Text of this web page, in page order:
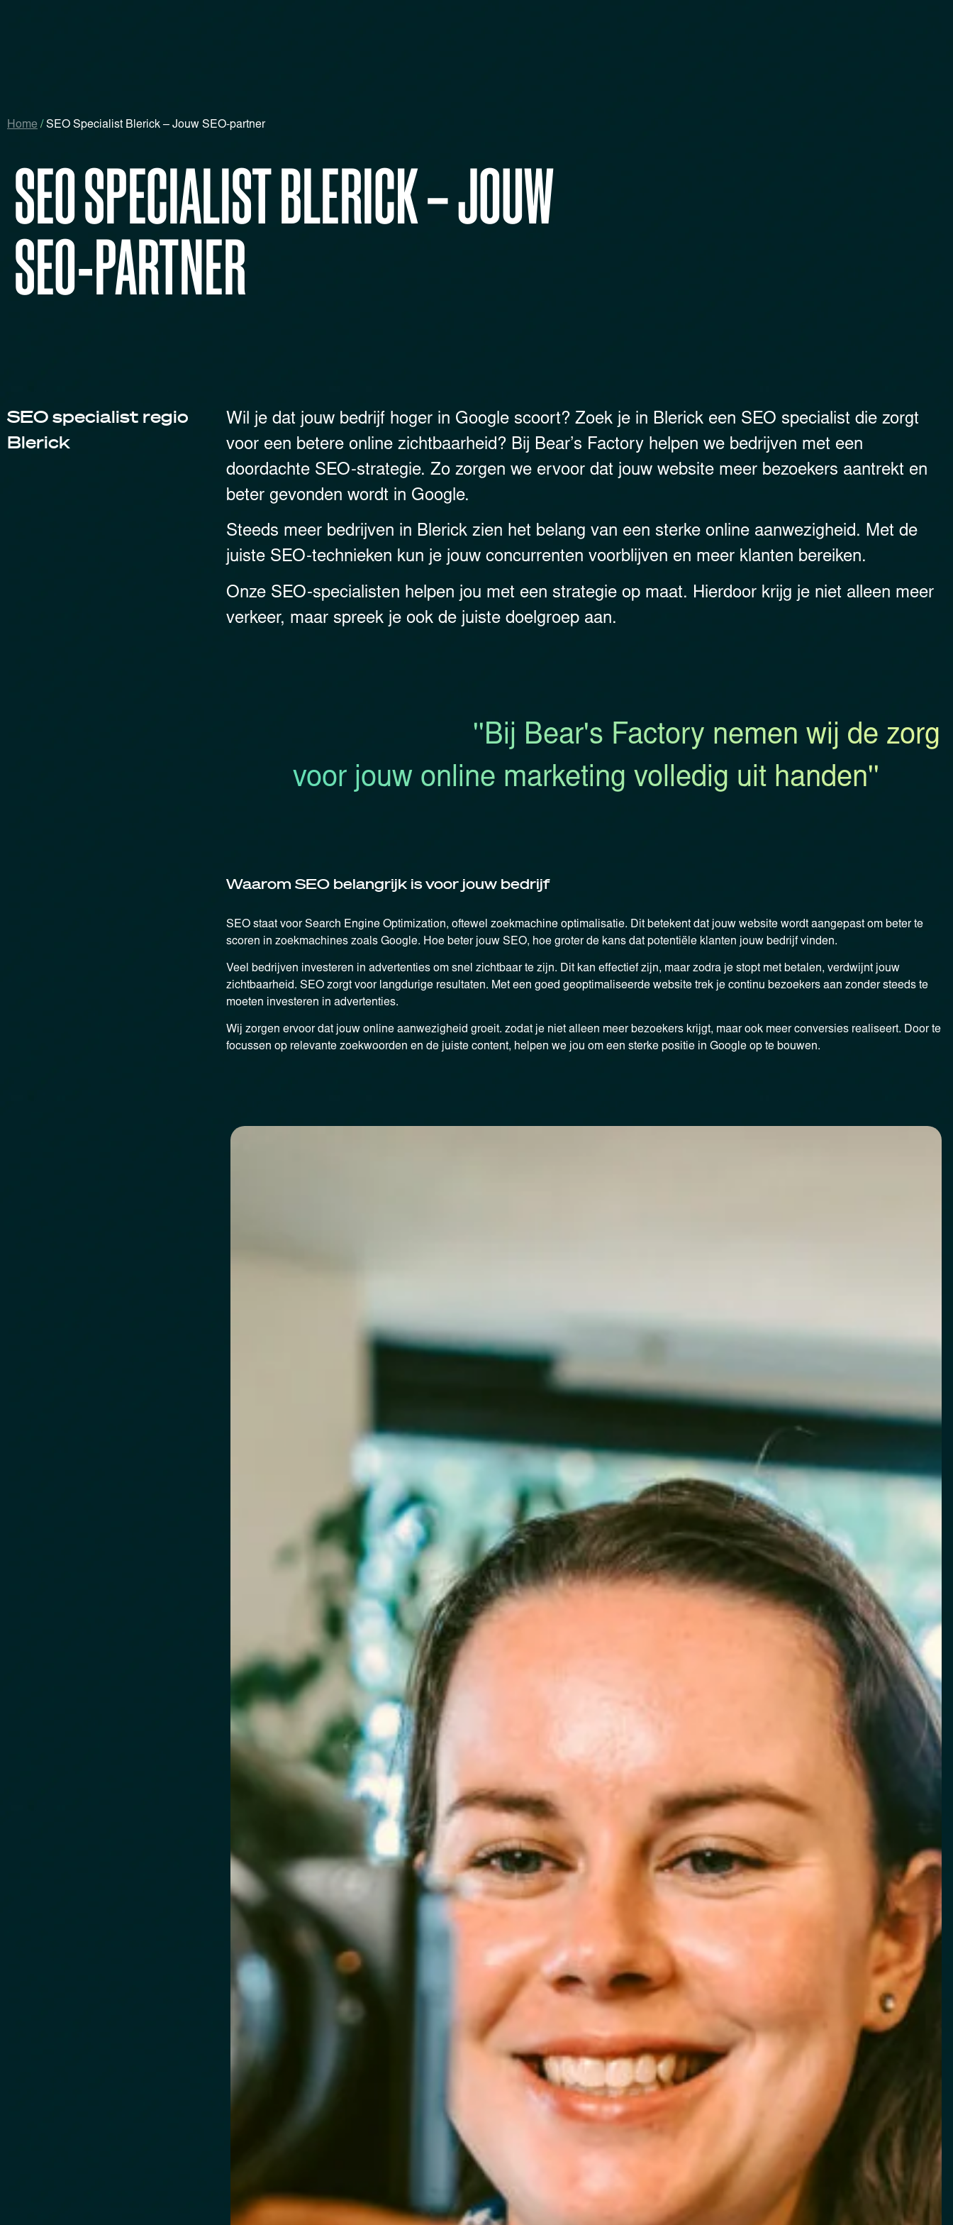
Home / SEO Specialist Blerick – Jouw SEO-partner
SEO SPECIALIST BLERICK – JOUW
SEO-PARTNER
SEO specialist regio
Blerick
Wil je dat jouw bedrijf hoger in Google scoort? Zoek je in Blerick een SEO specialist die zorgt
voor een betere online zichtbaarheid? Bij Bear’s Factory helpen we bedrijven met een
doordachte SEO-strategie. Zo zorgen we ervoor dat jouw website meer bezoekers aantrekt en
beter gevonden wordt in Google.
Steeds meer bedrijven in Blerick zien het belang van een sterke online aanwezigheid. Met de
juiste SEO-technieken kun je jouw concurrenten voorblijven en meer klanten bereiken.
Onze SEO-specialisten helpen jou met een strategie op maat. Hierdoor krijg je niet alleen meer
verkeer, maar spreek je ook de juiste doelgroep aan.
''Bij Bear's Factory nemen wij de zorg
voor jouw online marketing volledig uit handen''
Waarom SEO belangrijk is voor jouw bedrijf
SEO staat voor Search Engine Optimization, oftewel zoekmachine optimalisatie. Dit betekent dat jouw website wordt aangepast om beter te
scoren in zoekmachines zoals Google. Hoe beter jouw SEO, hoe groter de kans dat potentiële klanten jouw bedrijf vinden.
Veel bedrijven investeren in advertenties om snel zichtbaar te zijn. Dit kan effectief zijn, maar zodra je stopt met betalen, verdwijnt jouw
zichtbaarheid. SEO zorgt voor langdurige resultaten. Met een goed geoptimaliseerde website trek je continu bezoekers aan zonder steeds te
moeten investeren in advertenties.
Wij zorgen ervoor dat jouw online aanwezigheid groeit. zodat je niet alleen meer bezoekers krijgt, maar ook meer conversies realiseert. Door te
focussen op relevante zoekwoorden en de juiste content, helpen we jou om een sterke positie in Google op te bouwen.